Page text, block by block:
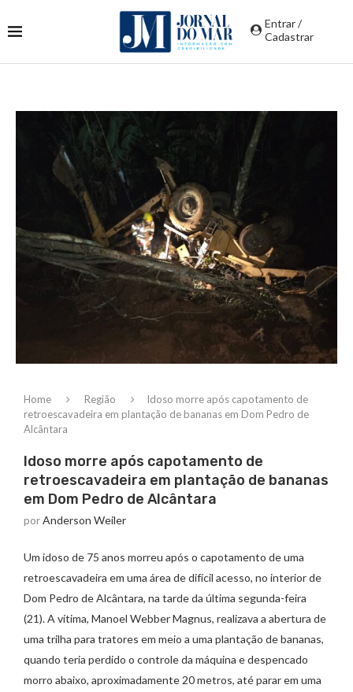
Entrar /
Cadastrar
Home Região
Idoso morre após capotamento de
retroescavadeira em plantação de bananas em Dom Pedro de
Alcântara
Idoso morre após capotamento de
retroescavadeira em plantação de bananas
em Dom Pedro de Alcântara
porAnderson Weiler
Um idoso de 75 anos morreu após o capotamento de uma
retroescavadeira em uma área de difícil acesso, no interior de
Dom Pedro de Alcântara, na tarde da última segunda-feira
(21). A vítima, Manoel Webber Magnus, realizava a abertura de
uma trilha para tratores em meio a uma plantação de bananas,
quando teria perdido o controle da máquina e despencado
morro abaixo, aproximadamente 20 metros, até parar em uma